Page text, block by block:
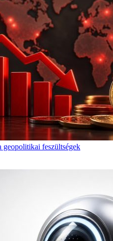
feszültségek